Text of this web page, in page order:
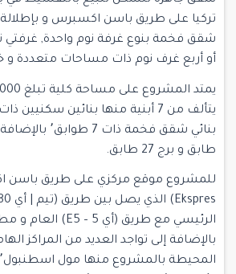
تركيا على طريق باسن اكسبرس و بإطلالة
شقق فخمة بنوع غرفة نوم واحدة, غرفتي
أو أربع غرف نوم ذات مساحات متعددة و
طابق و برج 27 طابق.
بالإضافة إلى تواجد العديد من المراكز